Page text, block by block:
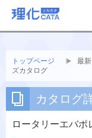
トップページ 最
ズカタログ
カタログ
ロータリーエバ